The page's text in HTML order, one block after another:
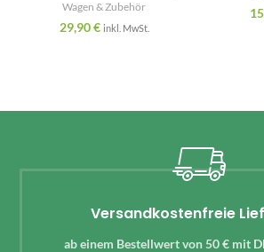
Wagen & Zubehör
29,90€ inkl. MwSt.
Versandkostenfreie
ab einem Bestellwert von 50 € mit